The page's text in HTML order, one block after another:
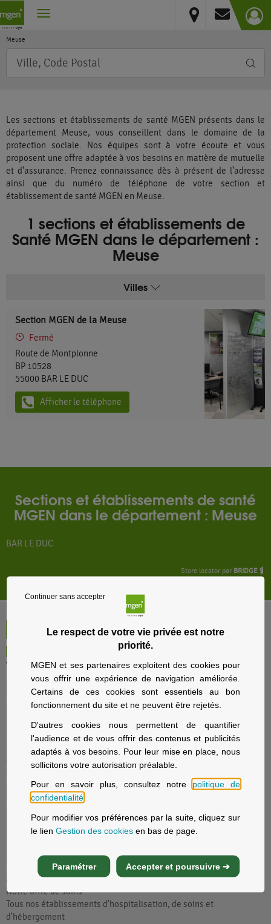
Le respect de votre vie privée est notre
priorité.
MGEN et ses partenaires exploitent des cookies pour
vous offrir une expérience de navigation améliorée.
Certains de ces cookies sont essentiels au bon
fonctionnement du site et ne peuvent être rejetés.
D'autres cookies nous permettent de quantifier
l'audience et de vous offrir des contenus et publicités
adaptés à vos besoins. Pour leur mise en place, nous
sollicitons votre autorisation préalable.
Pour en savoir plus, consultez notre politique de
confidentialité
Pour modifier vos préférences par la suite, cliquez sur
le lienGestion des cookies en bas de page.
Continuer sans accepter
Paramétrer Accepter et poursuivre ➔
Grand Est
Meuse
Vous résidez hors France métropolitaine et DOM
Les sections et établissements de santé MGEN présents dans le
département Meuse, vous conseillent dans le domaine de la
protection sociale. Nos équipes sont à votre écoute et vous
proposent une offre adaptée à vos besoins en matière de mutuelle
et d'assurance. Prenez connaissance dès à présent de l'adresse
ainsi que du numéro de téléphone de votre section et
établissement de santé MGEN en Meuse.
1 sections et établissements de
Santé MGEN dans le département :
Meuse
Villes
Section MGEN de la Meuse
Fermé
Route de Montplonne
BP 10528
55000 BAR LE DUC
Afficher le téléphone
Sections et établissements de santé
MGEN dans le département : Meuse
BAR LE DUC
Store locator par BRIDGE
Particuliers
Nos offres santé et prévoyance
Nos offres assurance voyage
Nos offres assurance immobilier
Nos offres assurance prévoyance
Solutions d’épargne et retraite
Employeurs
Fonction publique d'État, Éducation nationale
Fonction publique hospitalière
Patients
Acteur Global de Santé
Notre offre de soins
Tous nos établissements d'hospitalisation, de soins et
d'hébergement